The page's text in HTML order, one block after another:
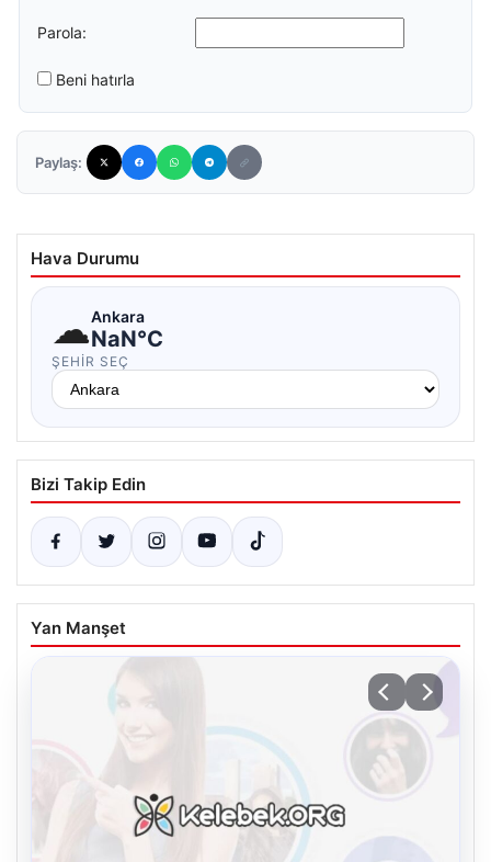
Parola:
Beni hatırla
Paylaş:
Hava Durumu
☁Ankara
NaN°C
ŞEHIR SEÇ
Bizi Takip Edin
Yan Manşet